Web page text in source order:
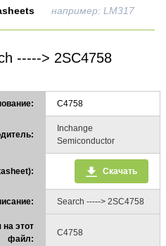
например: LM317
-----> 2SC4758
C4758
Inchange
Semiconductor
Скачать
Search -----> 2SC4758
этот
файл:
C4758